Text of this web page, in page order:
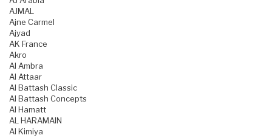
AJMAL
Ajne Carmel
Ajyad
AK France
Akro
Al Ambra
Al Attaar
Al Battash Classic
Al Battash Concepts
Al Hamatt
AL HARAMAIN
Al Kimiya